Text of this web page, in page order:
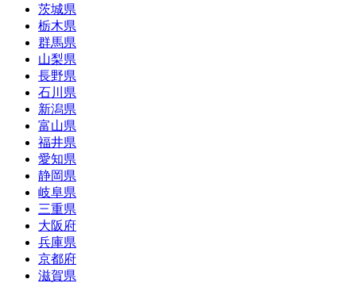
茨城県
栃木県
群馬県
山梨県
長野県
石川県
新潟県
富山県
福井県
愛知県
静岡県
岐阜県
三重県
大阪府
兵庫県
京都府
滋賀県